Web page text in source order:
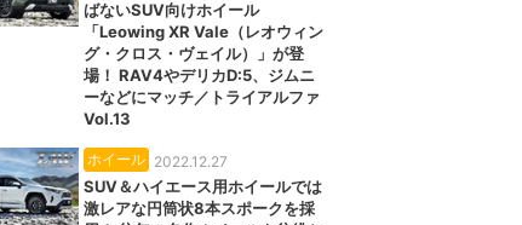
ばないSUV向けホイール
「Leowing XR Vale（レオウィン
グ・クロス・ヴェイル）」が登
場！ RAV4やデリカD:5、ジムニ
ーなどにマッチ／トライアルファ
Vol.13
ホイール 2022.12.27
SUV＆ハイエース用ホイールでは
激レアな円筒状8本スポークを採